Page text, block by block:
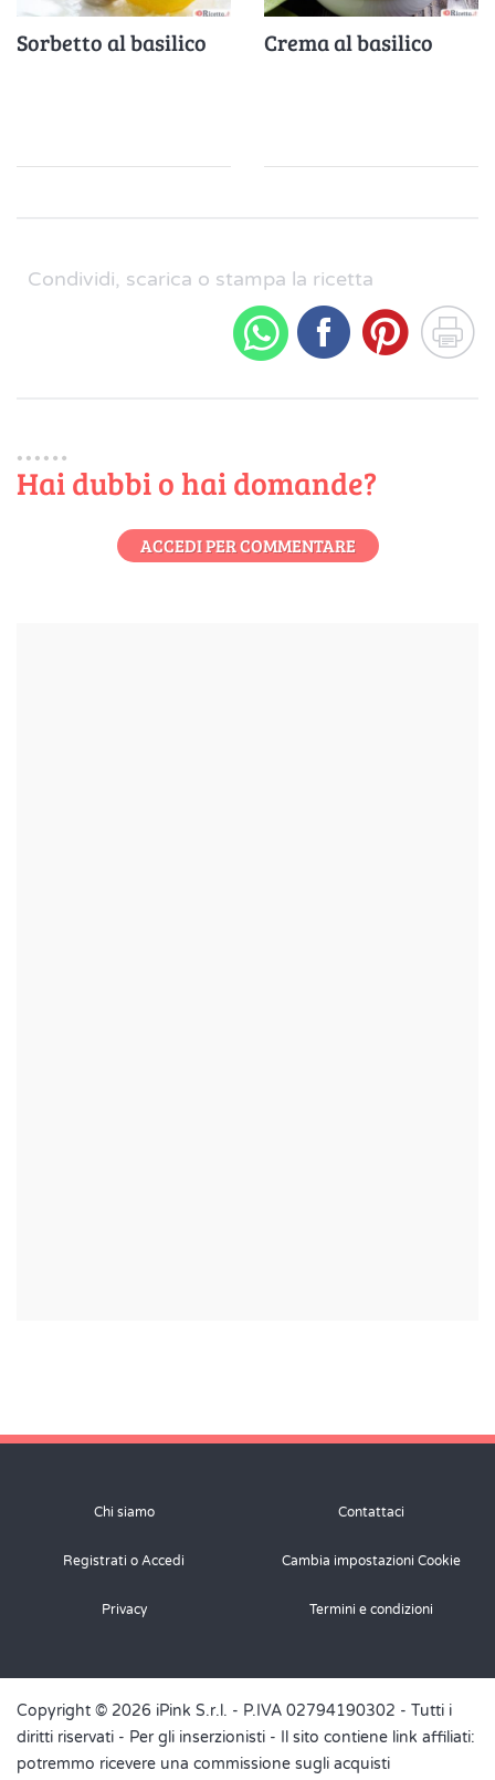
Sorbetto al basilico Crema al basilico
Condividi, scarica o stampa la ricetta
Hai dubbi o hai domande?
ACCEDI PER COMMENTARE
Chi siamo Contattaci
Registrati o Accedi Cambia impostazioni Cookie
Privacy Termini e condizioni
Copyright © 2026 iPink S.r.l. - P.IVA 02794190302 - Tutti i
diritti riservati - Per gli inserzionisti - Il sito contiene link affiliati:
potremmo ricevere una commissione sugli acquisti